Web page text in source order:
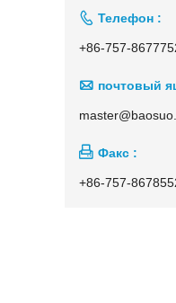
 Телефон :
+86-757-
 почтовый
 Факс :
+86-757-